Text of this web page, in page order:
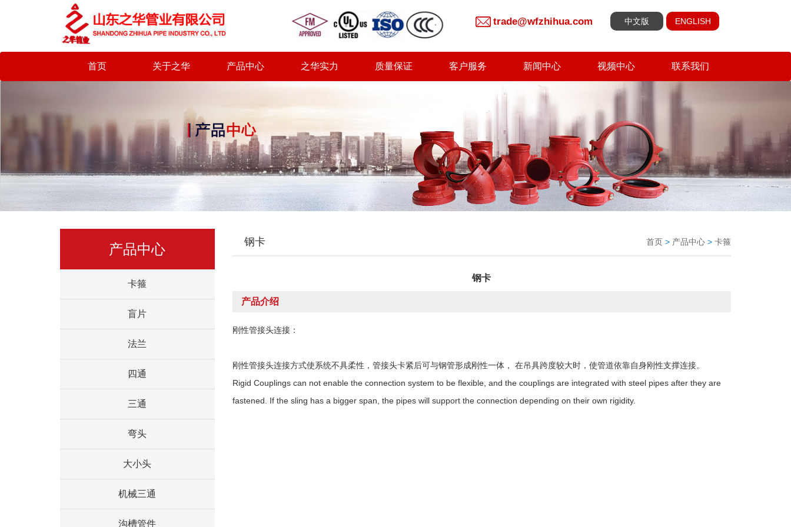
中文版 ENGLISH
trade@wfzhihua.com
首页 关于之华 产品中心 之华实力 质量保证 客户服务 新闻中心 视频中心 联系我们
产品中心
卡箍
盲片
法兰
四通
三通
弯头
大小头
机械三通
沟槽管件
首页 > 产品中心 > 卡箍
钢卡
钢卡
产品介绍
刚性管接头连接：
刚性管接头连接方式使系统不具柔性，管接头卡紧后可与钢管形成刚性一体， 在吊具跨度较大时，使管道依靠自身刚性支撑连接。
Rigid Couplings can not enable the connection system to be flexible, and the couplings are integrated with steel pipes after they are
fastened. If the sling has a bigger span, the pipes will support the connection depending on their own rigidity.